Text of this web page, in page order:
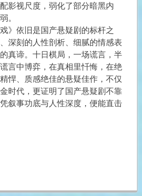
影视尺度，弱化了部分暗黑内
。
》依旧是国产悬疑剧的标杆之
深刻的人性剖析、细腻的情感表
真谛。十日棋局，一场谎言，半
言中博弈，在真相里忏悔，在绝
悍、质感绝佳的悬疑佳作，不仅
时代，更证明了国产悬疑剧不靠
叙事功底与人性深度，便能直击